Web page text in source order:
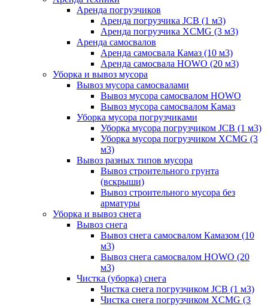
Аренда погрузчиков
Аренда погрузчика JCB (1 м3)
Аренда погрузчика XCMG (3 м3)
Аренда самосвалов
Аренда самосвала Камаз (10 м3)
Аренда самосвала HOWO (20 м3)
Уборка и вывоз мусора
Вывоз мусора самосвалами
Вывоз мусора самосвалом HOWO
Вывоз мусора самосвалом Камаз
Уборка мусора погрузчиками
Уборка мусора погрузчиком JCB (1 м3)
Уборка мусора погрузчиком XCMG (3
м3)
Вывоз разных типов мусора
Вывоз строительного грунта
(вскрыши)
Вывоз строительного мусора без
арматуры
Уборка и вывоз снега
Вывоз снега
Вывоз снега самосвалом Камазом (10
м3)
Вывоз снега самосвалом HOWO (20
м3)
Чистка (уборка) снега
Чистка снега погрузчиком JCB (1 м3)
Чистка снега погрузчиком XCMG (3